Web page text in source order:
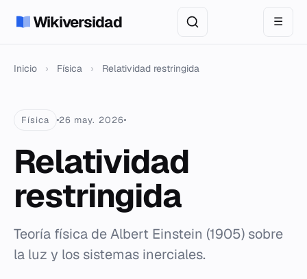
Wikiversidad ☰
Inicio › Física › Relatividad restringida
Física 26 may. 2026
Relatividad
restringida
Teoría física de Albert Einstein (1905) sobre
la luz y los sistemas inerciales.